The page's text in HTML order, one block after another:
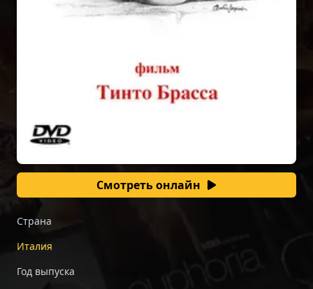
Смотреть онлайн
Страна
Италия
Год выпуска